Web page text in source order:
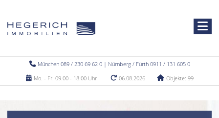
München 089 / 230 69 62 0 | Nürnberg / Fürth 0911 / 131 605 0
Mo. - Fr. 09.00 - 18.00 Uhr
06.08.2026 Objekte: 99